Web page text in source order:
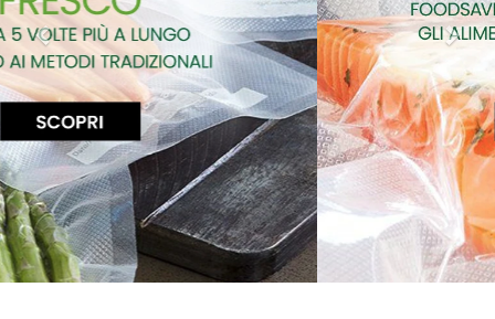
Previous